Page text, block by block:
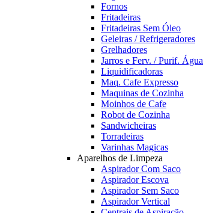
Fornos
Fritadeiras
Fritadeiras Sem Óleo
Geleiras / Refrigeradores
Grelhadores
Jarros e Ferv. / Purif. Água
Liquidificadoras
Maq. Cafe Expresso
Maquinas de Cozinha
Moinhos de Cafe
Robot de Cozinha
Sandwicheiras
Torradeiras
Varinhas Magicas
Aparelhos de Limpeza
Aspirador Com Saco
Aspirador Escova
Aspirador Sem Saco
Aspirador Vertical